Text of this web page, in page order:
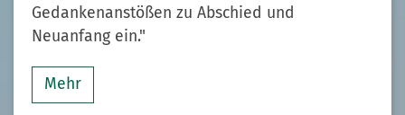
Gedankenanstößen zu Abschied und
Neuanfang ein."
Mehr